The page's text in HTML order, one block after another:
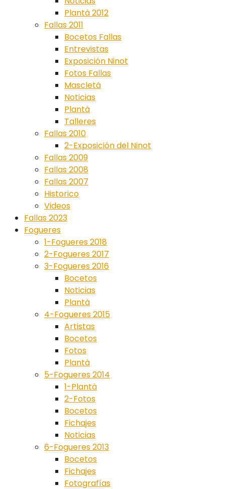
Plantà 2012
Fallas 2011
Bocetos Fallas
Entrevistas
Exposición Ninot
Fotos Fallas
Mascletá
Noticias
Plantà
Talleres
Fallas 2010
2-Exposición del Ninot
Fallas 2009
Fallas 2008
Fallas 2007
Historico
Videos
Fallas 2023
Fogueres
1-Fogueres 2018
2-Fogueres 2017
3-Fogueres 2016
Bocetos
Noticias
Plantà
4-Fogueres 2015
Artistas
Bocetos
Fotos
Plantà
5-Fogueres 2014
1-Plantà
2-Fotos
Bocetos
Fichajes
Noticias
6-Fogueres 2013
Bocetos
Fichajes
Fotografías